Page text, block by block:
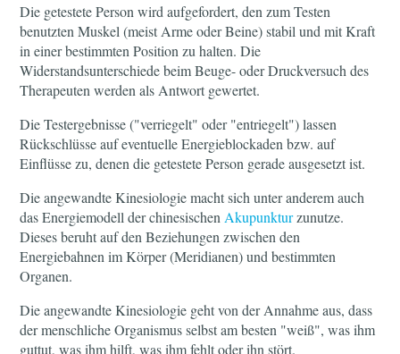
Die getestete Person wird aufgefordert, den zum Testen
benutzten Muskel (meist Arme oder Beine) stabil und mit Kraft
in einer bestimmten Position zu halten. Die
Widerstandsunterschiede beim Beuge- oder Druckversuch des
Therapeuten werden als Antwort gewertet.
Die Testergebnisse ("verriegelt" oder "entriegelt") lassen
Rückschlüsse auf eventuelle Energieblockaden bzw. auf
Einflüsse zu, denen die getestete Person gerade ausgesetzt ist.
Die angewandte Kinesiologie macht sich unter anderem auch
das Energiemodell der chinesischen Akupunkturzunutze.
Dieses beruht auf den Beziehungen zwischen den
Energiebahnen im Körper (Meridianen) und bestimmten
Organen.
Die angewandte Kinesiologie geht von der Annahme aus, dass
der menschliche Organismus selbst am besten "weiß", was ihm
guttut, was ihm hilft, was ihm fehlt oder ihn stört.